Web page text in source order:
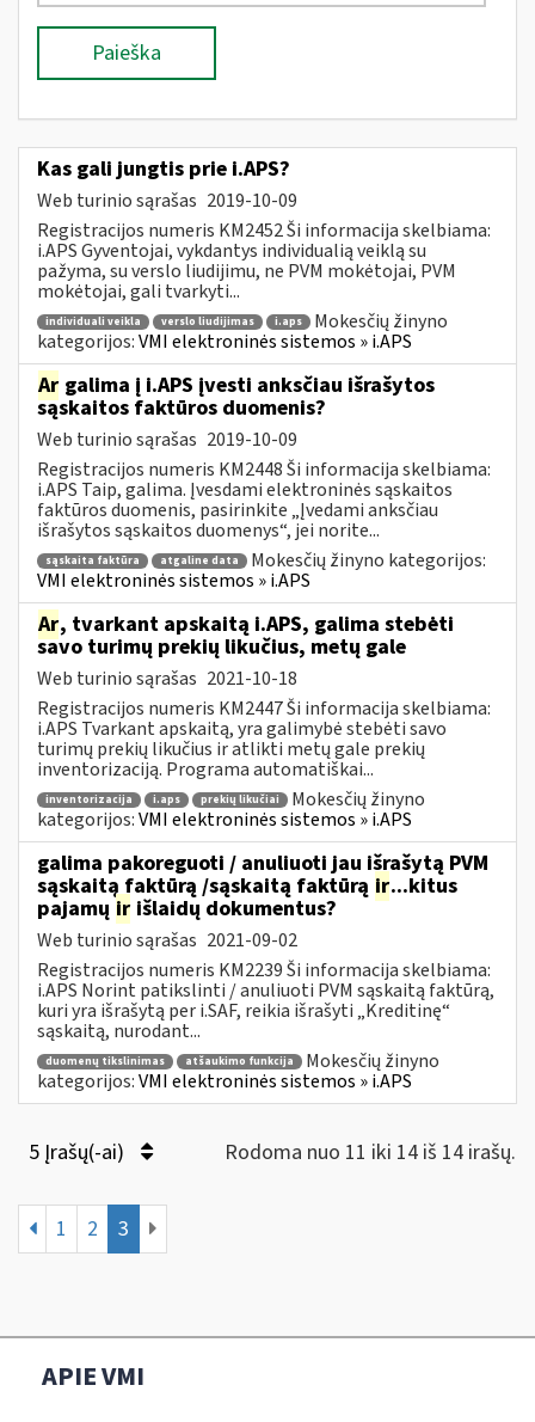
Paieška
Kas gali jungtis prie i.APS?
Web turinio sąrašas 2019-10-09
Registracijos numeris KM2452 Ši informacija skelbiama:
i.APS Gyventojai, vykdantys individualią veiklą su
pažyma, su verslo liudijimu, ne PVM mokėtojai, PVM
mokėtojai, gali tvarkyti...
individuali veikla verslo liudijimas i.aps
Mokesčių žinyno
kategorijos:VMI elektroninės sistemos » i.APS
Ar galima į i.APS įvesti anksčiau išrašytos
sąskaitos faktūros duomenis?
Web turinio sąrašas 2019-10-09
Registracijos numeris KM2448 Ši informacija skelbiama:
i.APS Taip, galima. Įvesdami elektroninės sąskaitos
faktūros duomenis, pasirinkite „Įvedami anksčiau
išrašytos sąskaitos duomenys“, jei norite...
sąskaita faktūra atgaline data
Mokesčių žinyno kategorijos:
VMI elektroninės sistemos » i.APS
Ar, tvarkant apskaitą i.APS, galima stebėti
savo turimų prekių likučius, metų gale
Web turinio sąrašas 2021-10-18
Registracijos numeris KM2447 Ši informacija skelbiama:
i.APS Tvarkant apskaitą, yra galimybė stebėti savo
turimų prekių likučius ir atlikti metų gale prekių
inventorizaciją. Programa automatiškai...
inventorizacija i.aps prekių likučiai
Mokesčių žinyno
kategorijos:VMI elektroninės sistemos » i.APS
galima pakoreguoti / anuliuoti jau išrašytą PVM
sąskaitą faktūrą /sąskaitą faktūrą ir...kitus
pajamų ir išlaidų dokumentus?
Web turinio sąrašas 2021-09-02
Registracijos numeris KM2239 Ši informacija skelbiama:
i.APS Norint patikslinti / anuliuoti PVM sąskaitą faktūrą,
kuri yra išrašytą per i.SAF, reikia išrašyti „Kreditinę“
sąskaitą, nurodant...
duomenų tikslinimas atšaukimo funkcija
Mokesčių žinyno
kategorijos:VMI elektroninės sistemos » i.APS
5 Įrašų(-ai) Rodoma nuo 11 iki 14 iš 14 irašų.
1 2 3
APIE VMI